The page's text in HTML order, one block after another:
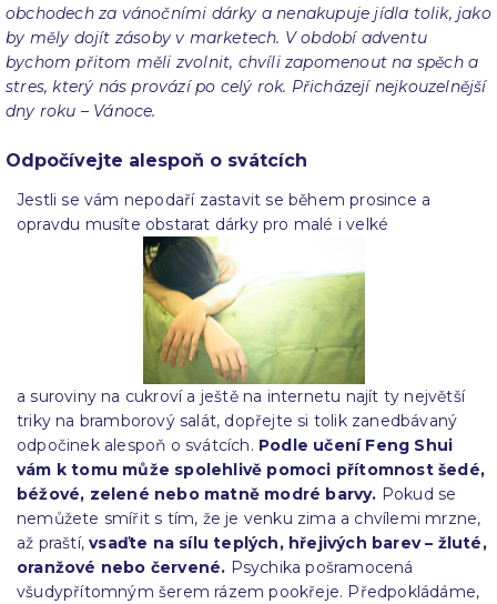
obchodech za vánočními dárky a nenakupuje jídla tolik, jako
by měly dojít zásoby v marketech. V období adventu
bychom přitom měli zvolnit, chvíli zapomenout na spěch a
stres, který nás provází po celý rok. Přicházejí nejkouzelnější
dny roku – Vánoce.
Odpočívejte alespoň o svátcích
Jestli se vám nepodaří zastavit se během prosince a
opravdu musíte obstarat dárky pro malé i velké
a suroviny na cukroví a ještě na internetu najít ty největší
triky na bramborový salát, dopřejte si tolik zanedbávaný
odpočinek alespoň o svátcích. Podle učení Feng Shui
vám k tomu může spolehlivě pomoci přítomnost šedé,
béžové, zelené nebo matně modré barvy. Pokud se
nemůžete smířit s tím, že je venku zima a chvílemi mrzne,
až praští,vsaďte na sílu teplých, hřejivých barev – žluté,
oranžové nebo červené. Psychika pošramocená
všudypřítomným šerem rázem pookřeje. Předpokládáme,